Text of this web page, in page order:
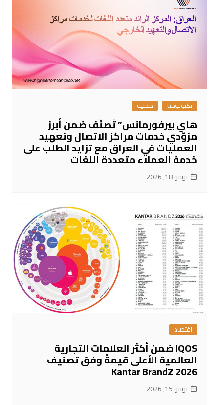
تكنولوجيا محلية
هاي بيرفورمانس” تُصنّف ضمن أبرز
مزوّدي خدمات مراكز الاتصال وتعهيد
العمليات في العراق مع تزايد الطلب على
خدمة العملاء متعددة اللغات
يونيو 18, 2026
اقتصاد
IQOS ضمن أكثر العلامات التجارية
العالمية الأعلى قيمةً وفق تصنيف
Kantar BrandZ 2026
يونيو 15, 2026